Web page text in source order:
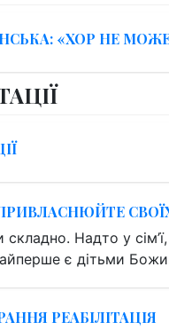
«ХОР НЕ
Надто у
є дітьми
РЕАБІЛІТАЦІЯ